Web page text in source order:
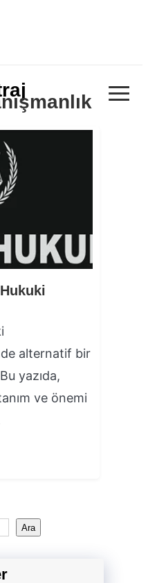
≡
alternatif bir
yazıda,
ve önemi
Ara